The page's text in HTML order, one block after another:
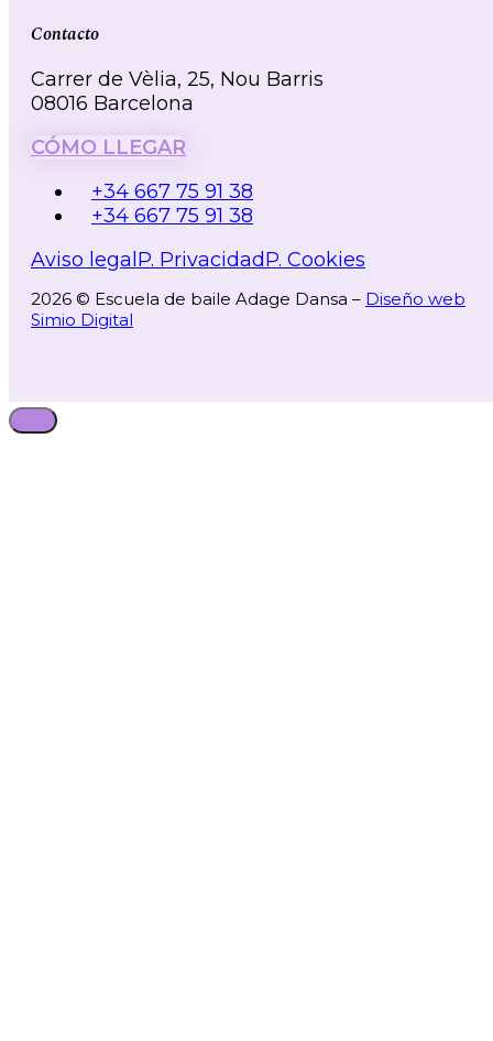
Contacto
Carrer de Vèlia, 25, Nou Barris
08016 Barcelona
CÓMO LLEGAR
+34 667 75 91 38
+34 667 75 91 38
Aviso legalP. PrivacidadP. Cookies
2026 © Escuela de baile Adage Dansa – Diseño web
Simio Digital